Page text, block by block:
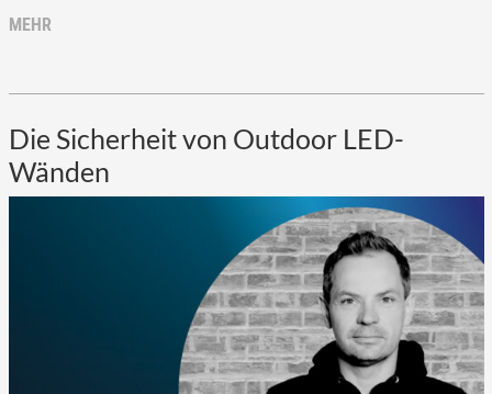
MEHR
Die Sicherheit von Outdoor LED-
Wänden